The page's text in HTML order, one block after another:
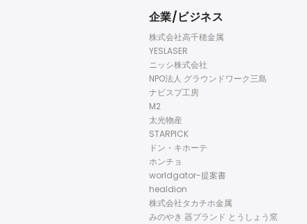
企業/ビジネス
株式会社高千穂金属
YESLASER
ニッシ株式会社
NPO法人 グラウンドワーク三島
ナビスプ工房
M2
太光物産
STARPICK
ドン・キホーテ
ホンチョ
worldgator-提案書
healdion
株式会社タカチホ金属
みのやき 器ブランド とうしょう窯